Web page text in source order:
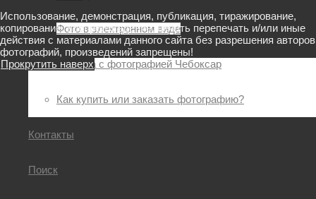
Фото в электронном виде
Картина с фотографией Чебоксар
Как купить или заказать фотографию?
Контакты
Поиск
Использование, демонстрация, публикация, тиражирование,
копирование, воспроизведение, печать перепечать и/или иные
действия с материалами данного сайта без разрешения авторов
фотографий, произведений запрещены!
Прокрутить наверх